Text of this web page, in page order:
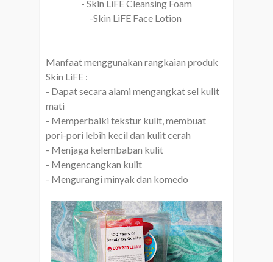
- Skin LiFE Cleansing Foam
-Skin LiFE Face Lotion
Manfaat menggunakan rangkaian produk
Skin LiFE :
- Dapat secara alami mengangkat sel kulit
mati
- Memperbaiki tekstur kulit, membuat
pori-pori lebih kecil dan kulit cerah
- Menjaga kelembaban kulit
- Mengencangkan kulit
- Mengurangi minyak dan komedo